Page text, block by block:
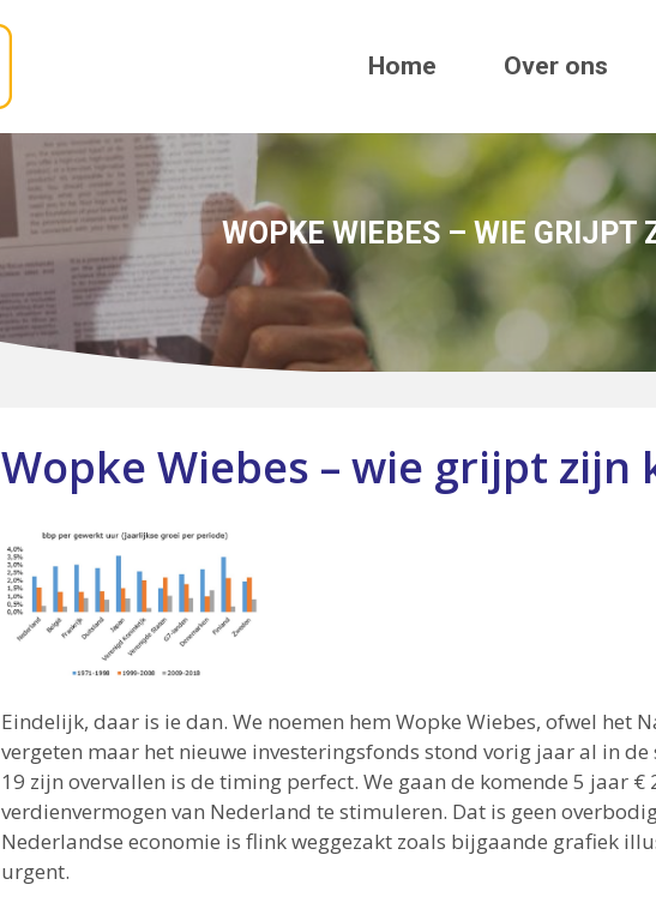
Home Over ons
WOPKE WIEBES – WIE GRIJPT
Wopke Wiebes – wie grijpt zijn
Eindelijk, daar is ie dan. We noemen hem Wopke Wiebes, ofwel het
vergeten maar het nieuwe investeringsfonds stond vorig jaar al in
19 zijn overvallen is de timing perfect. We gaan de komende 5 jaar
verdienvermogen van Nederland te stimuleren. Dat is geen
Nederlandse economie is flink weggezakt zoals bijgaande grafiek
urgent.